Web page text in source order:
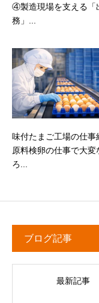
④製造現場を支える「
務」...
味付たまご工場の仕
原料検卵の仕事で大変
ろ...
ブログ記事
最新記事